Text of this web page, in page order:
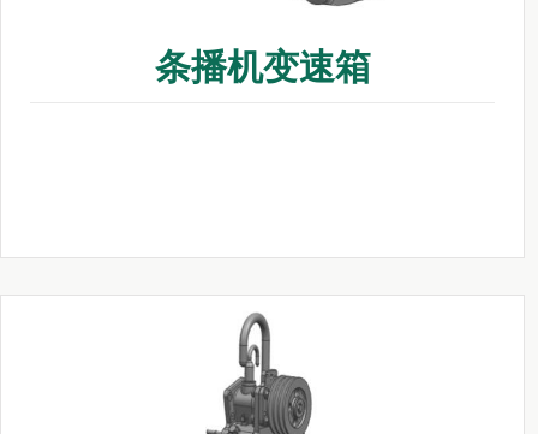
条播机变速箱